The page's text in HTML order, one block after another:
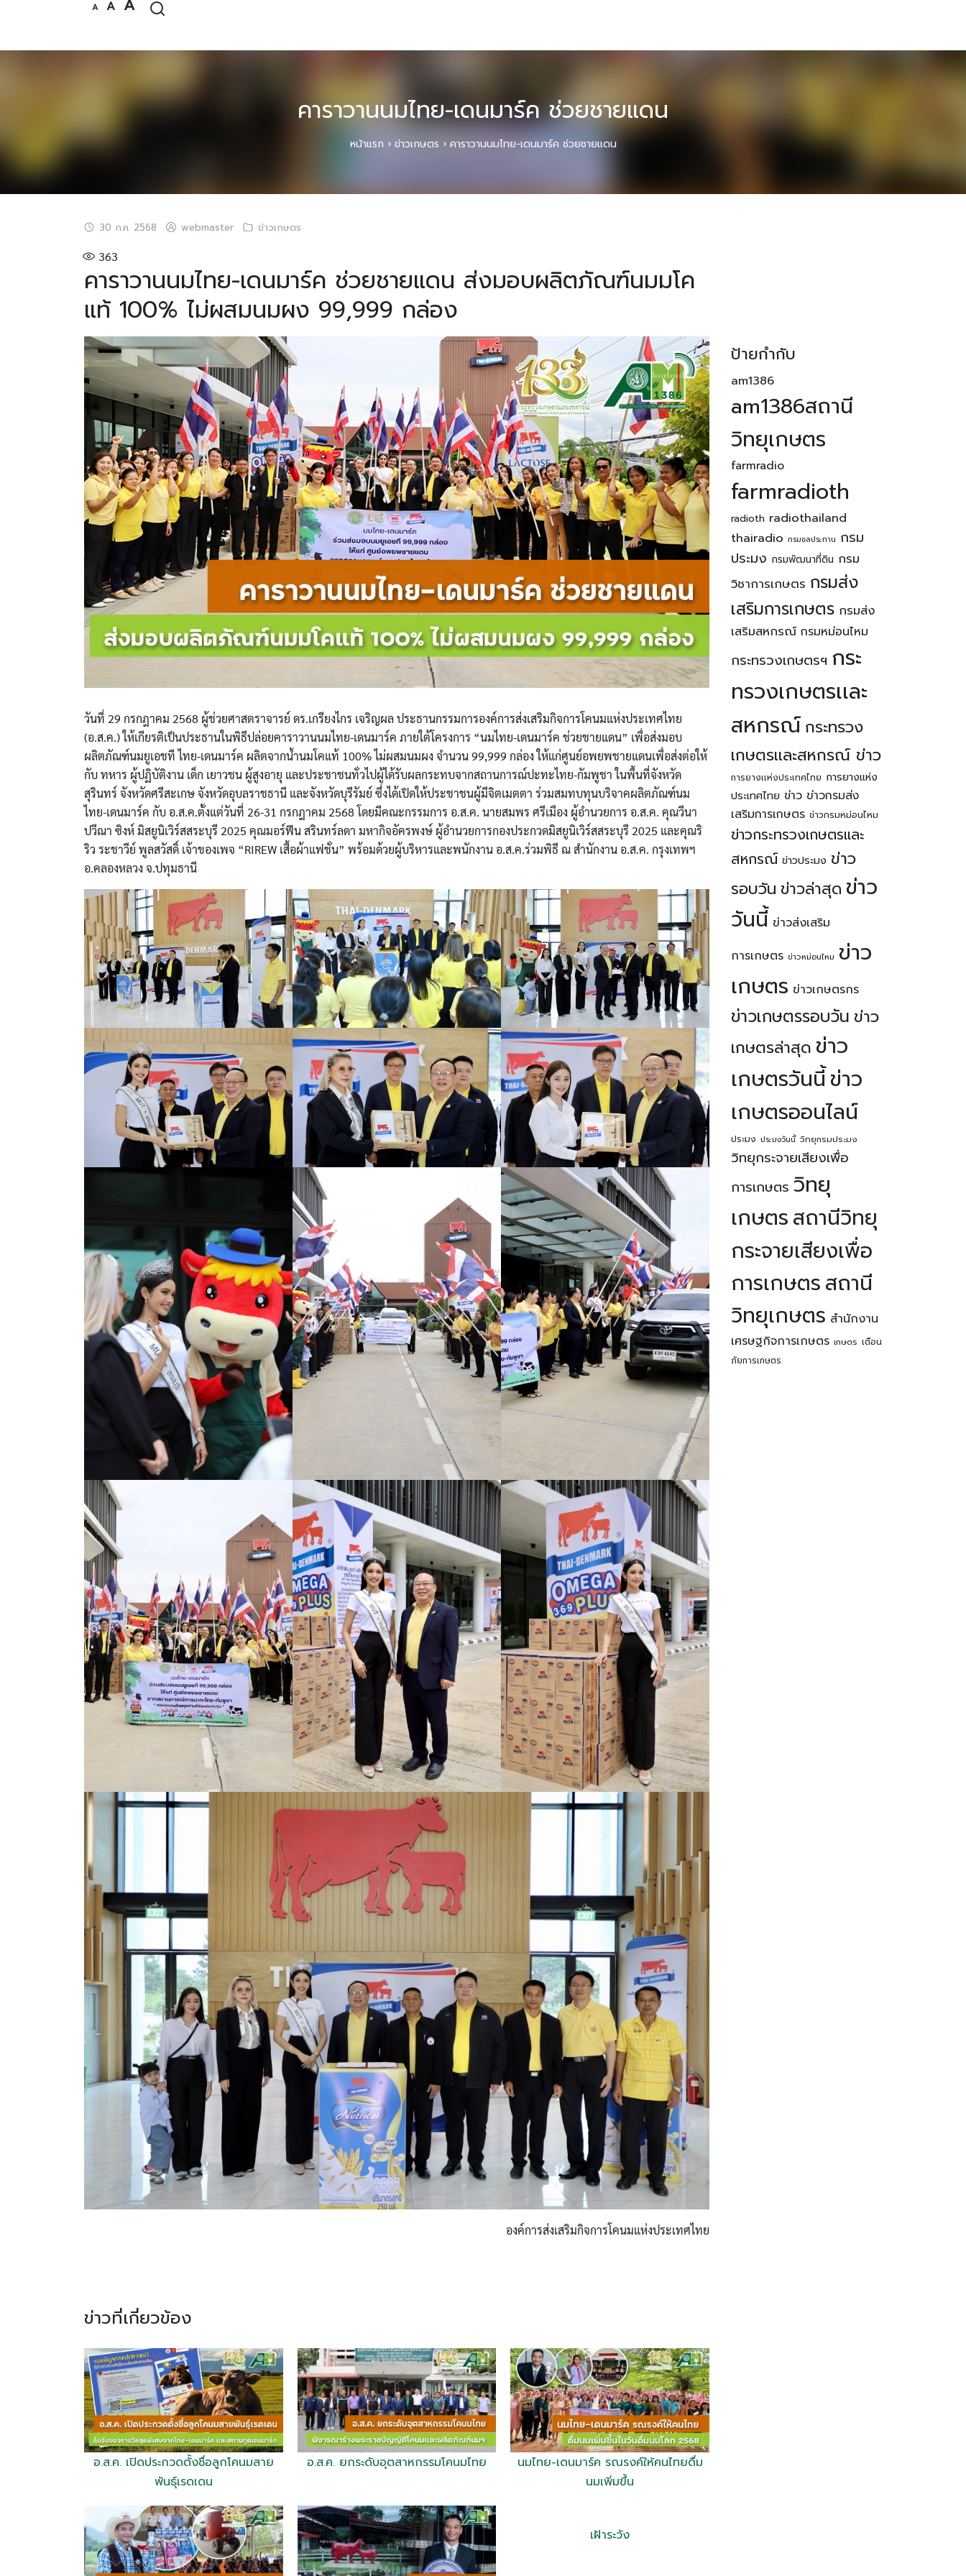
Afont
Afont
A
font
Search
for:
Search
คาราวานนมไทย-เดนมาร์ค ช่วยชายแดน
หน้าแรก › ข่าวเกษตร › คาราวานนมไทย-เดนมาร์ค ช่วยชายแดน
30 ก.ค. 2568 webmaster ข่าวเกษตร
363
คาราวานนมไทย-เดนมาร์ค ช่วยชายแดน ส่งมอบผลิตภัณฑ์นมมโค
แท้ 100% ไม่ผสมนมผง 99,999 กล่อง
วันที่ 29 กรกฎาคม 2568 ผู้ช่วยศาสตราจารย์ ดร.เกรียงไกร เจริญผล ประธานกรรมการองค์การส่งเสริมกิจการโคนมแห่งประเทศไทย
(อ.ส.ค.) ให้เกียรติเป็นประธานในพิธีปล่อยคาราวานนมไทย-เดนมาร์ค ภายใต้โครงการ “นมไทย-เดนมาร์ค ช่วยชายแดน” เพื่อส่งมอบ
ผลิตภัณฑ์นมยูเอชที ไทย-เดนมาร์ค ผลิตจากน้ำนมโคแท้ 100% ไม่ผสมนมผง จำนวน 99,999 กล่อง ให้แก่ศูนย์อพยพชายแดนเพื่อส่งต่อให้
กับ ทหาร ผู้ปฏิบัติงาน เด็ก เยาวชน ผู้สูงอายุ และประชาชนทั่วไปผู้ได้รับผลกระทบจากสถานการณ์ปะทะไทย-กัมพูชา ในพื้นที่จังหวัด
สุรินทร์ จังหวัดศรีสะเกษ จังหวัดอุบลราชธานี และจังหวัดบุรีรัมย์ ซึ่งได้เปิดให้ประชาชนผู้มีจิตเมตตา ร่วมสมทบทุนบริจาคผลิตภัณฑ์นม
ไทย-เดนมาร์ค กับ อ.ส.ค.ตั้งแต่วันที่ 26-31 กรกฎาคม 2568 โดยมีคณะกรรมการ อ.ส.ค. นายสมพร ศรีเมือง ผู้อำนวยการ อ.ส.ค. คุณวีนา
ปวีณา ซิงห์ มิสยูนิเวิร์สสระบุรี 2025 คุณมอร์ฟีน สรินทร์ลดา มหากิจอัครพงษ์ ผู้อำนวยการกองประกวดมิสยูนิเวิร์สสระบุรี 2025 และคุณริ
ริว ระชาวีย์ พูลสวัสดิ์ เจ้าของเพจ “RIREW เสื้อผ้าแฟชั่น” พร้อมด้วยผู้บริหารและพนักงาน อ.ส.ค.ร่วมพิธี ณ สำนักงาน อ.ส.ค. กรุงเทพฯ
อ.คลองหลวง จ.ปทุมธานี
องค์การส่งเสริมกิจการโคนมแห่งประเทศไทย
ข่าวที่เกี่ยวข้อง
อ.ส.ค. เปิดประกวดตั้งชื่อลูกโคนมสาย
พันธุ์เรดเดน
อ.ส.ค. ยกระดับอุตสาหกรรมโคนมไทย
นมไทย-เดนมาร์ค รณรงค์ให้คนไทยดื่ม
นมเพิ่มขึ้น
เฝ้าระวัง
ป้ายกำกับ
am1386
am1386สถานี
วิทยุเกษตร
farmradio
farmradioth
radioth radiothailand
thairadio กรมชลประทาน กรม
ประมง กรมพัฒนาที่ดิน กรม
วิชาการเกษตร กรมส่ง
เสริมการเกษตร กรมส่ง
เสริมสหกรณ์ กรมหม่อนไหม
กระทรวงเกษตรฯ กระ
ทรวงเกษตรเเละ
สหกรณ์ กระทรวง
เกษตรเเละสหกรณ์ ข่าว
การยางเเห่งประเทศไทย การยางแห่ง
ประเทศไทย ข่าว ข่าวกรมส่ง
เสริมการเกษตร ข่าวกรมหม่อนไหม
ข่าวกระทรวงเกษตรเเละ
สหกรณ์ ข่าวประมง ข่าว
รอบวัน ข่าวล่าสุด ข่าว
วันนี้ ข่าวส่งเสริม
การเกษตร ข่าวหม่อนไหม ข่าว
เกษตร ข่าวเกษตรกร
ข่าวเกษตรรอบวัน ข่าว
เกษตรล่าสุด ข่าว
เกษตรวันนี้ ข่าว
เกษตรออนไลน์
ประมง ประมงวันนี้ วิทยุกรมประมง
วิทยุกระจายเสียงเพื่อ
การเกษตร วิทยุ
เกษตรสถานีวิทยุ
กระจายเสียงเพื่อ
การเกษตรสถานี
วิทยุเกษตร สำนักงาน
เศรษฐกิจการเกษตร เกษตร เตือน
ภัยการเกษตร